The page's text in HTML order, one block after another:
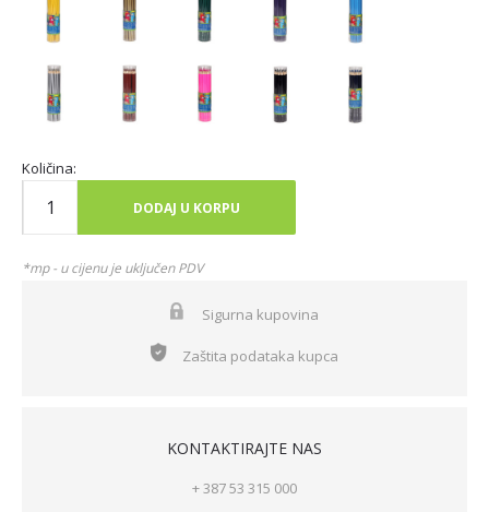
Količina:
DODAJ U KORPU
*mp - u cijenu je uključen PDV
Sigurna kupovina
Zaštita podataka kupca
KONTAKTIRAJTE NAS
+ 387 53 315 000